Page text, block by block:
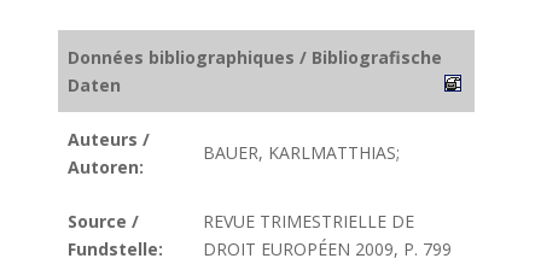
Données bibliographiques / Bibliografische
Daten
Auteurs /
Autoren:
BAUER, KARLMATTHIAS;
Source /
Fundstelle:
REVUE TRIMESTRIELLE DE
DROIT EUROPÉEN 2009, P. 799